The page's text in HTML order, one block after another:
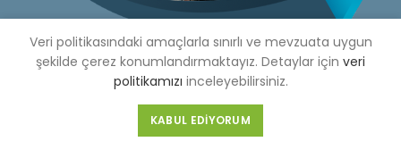
Copyright © 2020 Çetinkaya Pano |Çetinkaya Pano Fiyat
Listesi
Veri politikasındaki amaçlarla sınırlı ve mevzuata uygun
şekilde çerez konumlandırmaktayız. Detaylar için veri
politikamızı inceleyebilirsiniz.
KABUL EDIYORUM